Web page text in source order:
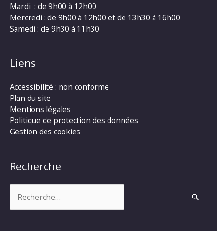
Mardi : de 9h00 à 12h00
Mercredi : de 9h00 à 12h00 et de 13h30 à 16h00
Samedi : de 9h30 à 11h30
Liens
Accessibilité : non conforme
Plan du site
Mentions légales
Politique de protection des données
Gestion des cookies
Recherche